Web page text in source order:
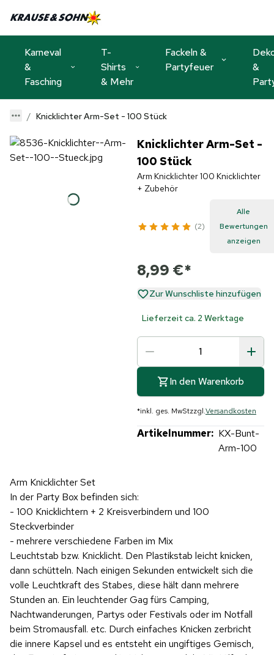
Karneval
&
Fasching
T-
Shirts
& Mehr
Fackeln &
Partyfeuer
&
Knicklichter Arm-Set - 100 Stück
Knicklichter Arm-Set -
100 Stück
Arm Knicklichter 100 Knicklichter
+ Zubehör
2
Alle
Bewertungen
anzeigen
8,99 €*
Zur Wunschliste hinzufügen
Lieferzeit ca. 2 Werktage
In den Warenkorb
*inkl. ges. MwStzzgl.Versandkosten
Artikelnummer: KX-Bunt-
Arm-100
Arm Knicklichter Set
In der Party Box befinden sich:
- 100 Knicklichtern + 2 Kreisverbindern und 100
Steckverbinder
- mehrere verschiedene Farben im Mix
Leuchtstab bzw. Knicklicht. Den Plastikstab leicht knicken,
dann schütteln. Nach einigen Sekunden entwickelt sich die
volle Leuchtkraft des Stabes, diese hält dann mehrere
Stunden an. Ein leuchtender Gag fürs Camping,
Nachtwanderungen, Partys oder Festivals oder im Notfall
beim Stromausfall. etc. Durch einfaches Knicken zerbricht
die innere Kapsel und es entsteht ein ungiftiges Gemisch,